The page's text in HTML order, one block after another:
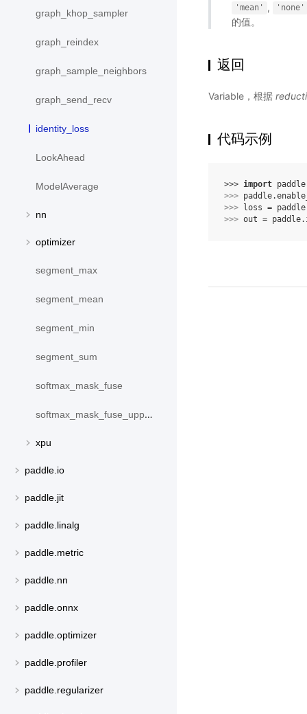
graph_khop_sampler
graph_reindex
graph_sample_neighbors
graph_send_recv
identity_loss
LookAhead
ModelAverage
nn
optimizer
segment_max
segment_mean
segment_min
segment_sum
softmax_mask_fuse
softmax_mask_fuse_upper_triangle
xpu
paddle.io
paddle.jit
paddle.linalg
paddle.metric
paddle.nn
paddle.onnx
paddle.optimizer
paddle.profiler
paddle.regularizer
'mean' , 'none'
的值。
返回
Variable，根据
代码示例
>>> import paddle
>>> paddle.
>>> loss = paddle
>>> out = paddle.